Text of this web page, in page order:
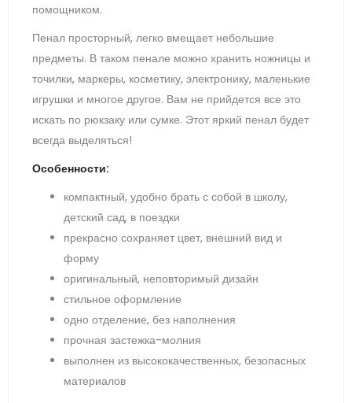
помощником.
Пенал просторный, легко вмещает небольшие
предметы. В таком пенале можно хранить ножницы и
точилки, маркеры, косметику, электронику, маленькие
игрушки и многое другое. Вам не прийдется все это
искать по рюкзаку или сумке. Этот яркий пенал будет
всегда выделяться!
Особенности:
компактный, удобно брать с собой в школу,
детский сад, в поездки
прекрасно сохраняет цвет, внешний вид и
форму
оригинальный, неповторимый дизайн
стильное оформление
одно отделение, без наполнения
прочная застежка-молния
выполнен из высококачественных, безопасных
материалов